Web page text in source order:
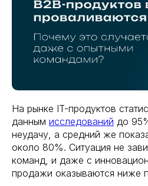
На рынке IT-продуктов
данным исследований до
неудачу, а средний же
около 80%. Ситуация не
команд, и даже с
продажи оказываются ниже